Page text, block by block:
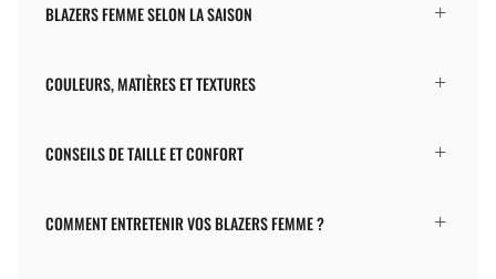
BLAZERS FEMME SELON LA SAISON
COULEURS, MATIÈRES ET TEXTURES
CONSEILS DE TAILLE ET CONFORT
COMMENT ENTRETENIR VOS BLAZERS FEMME ?